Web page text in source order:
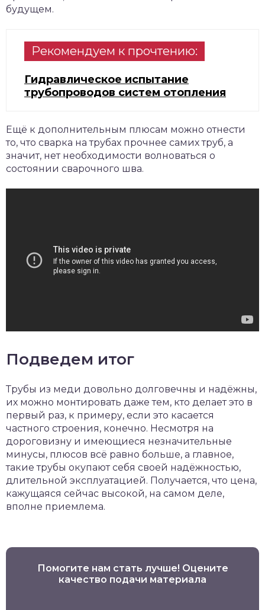
будущем.
Рекомендуем к прочтению:
Гидравлическое испытание
трубопроводов систем отопления
Ещё к дополнительным плюсам можно отнести
то, что сварка на трубах прочнее самих труб, а
значит, нет необходимости волноваться о
состоянии сварочного шва.
Подведем итог
Трубы из меди довольно долговечны и надёжны,
их можно монтировать даже тем, кто делает это в
первый раз, к примеру, если это касается
частного строения, конечно. Несмотря на
дороговизну и имеющиеся незначительные
минусы, плюсов всё равно больше, а главное,
такие трубы окупают себя своей надёжностью,
длительной эксплуатацией. Получается, что цена,
кажущаяся сейчас высокой, на самом деле,
вполне приемлема.
Помогите нам стать лучше! Оцените
качество подачи материала